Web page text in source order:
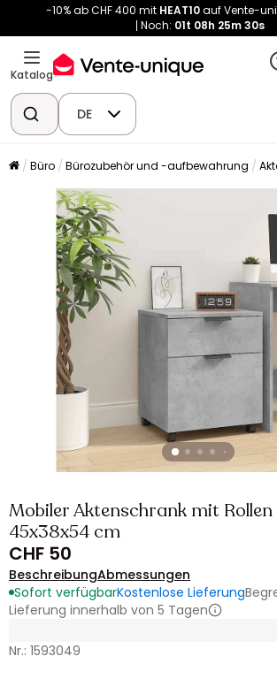
-10% ab CHF 400 mit HEAT10auf Vente-
Noch: 01t 08h 25m 30s
Katalog
DE
Büro Bürozubehör und -aufbewahrung
Mobiler Aktenschrank mit
45x38x54 cm
CHF 50
BeschreibungAbmessungen
Sofort verfügbarKostenlose Lieferung
Lieferung innerhalb von 5 Tagen
Nr.: 1593049